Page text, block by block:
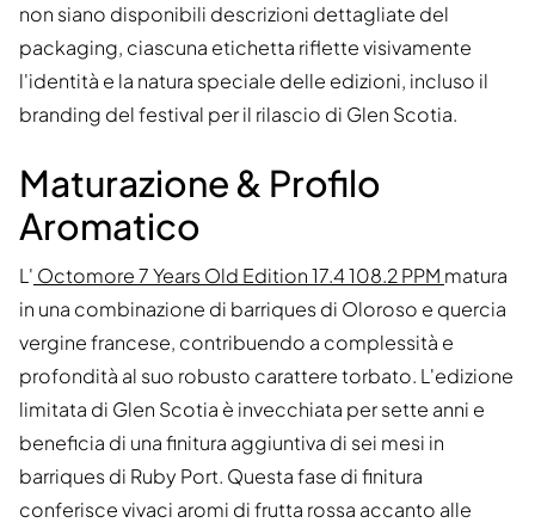
non siano disponibili descrizioni dettagliate del
packaging, ciascuna etichetta riflette visivamente
l'identità e la natura speciale delle edizioni, incluso il
branding del festival per il rilascio di Glen Scotia.
Maturazione & Profilo
Aromatico
L' Octomore 7 Years Old Edition 17.4 108.2 PPM matura
in una combinazione di barriques di Oloroso e quercia
vergine francese, contribuendo a complessità e
profondità al suo robusto carattere torbato. L'edizione
limitata di Glen Scotia è invecchiata per sette anni e
beneficia di una finitura aggiuntiva di sei mesi in
barriques di Ruby Port. Questa fase di finitura
conferisce vivaci aromi di frutta rossa accanto alle